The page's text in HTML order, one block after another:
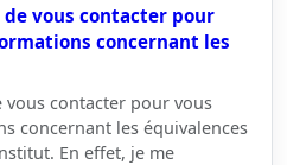
de vous contacter pour
concernant les
vous contacter pour vous
concernant les équivalences
En effet, je me